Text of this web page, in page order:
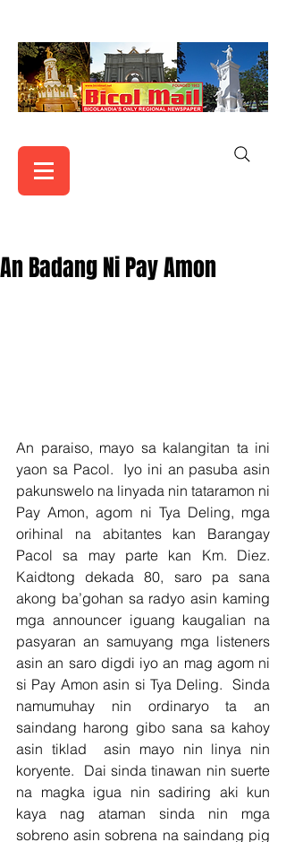
An Badang Ni Pay Amon
An paraiso, mayo sa kalangitan ta ini
yaon sa Pacol.  Iyo ini an pasuba asin
pakunswelo na linyada nin tataramon ni
Pay Amon, agom ni Tya Deling, mga
orihinal na abitantes kan Barangay
Pacol sa may parte kan Km. Diez.
Kaidtong dekada 80, saro pa sana
akong ba’gohan sa radyo asin kaming
mga announcer iguang kaugalian na
pasyaran an samuyang mga listeners
asin an saro digdi iyo an mag agom ni
si Pay Amon asin si Tya Deling.  Sinda
namumuhay nin ordinaryo ta an
saindang harong gibo sana sa kahoy
asin tiklad  asin mayo nin linya nin
koryente.  Dai sinda tinawan nin suerte
na magka igua nin sadiring aki kun
kaya nag ataman sinda nin mga
sobreno asin sobrena na saindang pig